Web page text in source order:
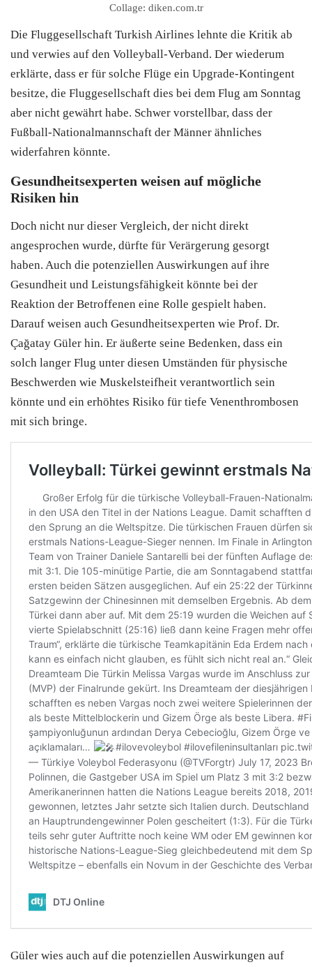
Collage: diken.com.tr
Die Fluggesellschaft Turkish Airlines lehnte die Kritik ab
und verwies auf den Volleyball-Verband. Der wiederum
erklärte, dass er für solche Flüge ein Upgrade-Kontingent
besitze, die Fluggesellschaft dies bei dem Flug am Sonntag
aber nicht gewährt habe. Schwer vorstellbar, dass der
Fußball-Nationalmannschaft der Männer ähnliches
widerfahren könnte.
Gesundheitsexperten weisen auf mögliche
Risiken hin
Doch nicht nur dieser Vergleich, der nicht direkt
angesprochen wurde, dürfte für Verärgerung gesorgt
haben. Auch die potenziellen Auswirkungen auf ihre
Gesundheit und Leistungsfähigkeit könnte bei der
Reaktion der Betroffenen eine Rolle gespielt haben.
Darauf weisen auch Gesundheitsexperten wie Prof. Dr.
Çağatay Güler hin. Er äußerte seine Bedenken, dass ein
solch langer Flug unter diesen Umständen für physische
Beschwerden wie Muskelsteifheit verantwortlich sein
könnte und ein erhöhtes Risiko für tiefe Venenthrombosen
mit sich bringe.
Güler wies auch auf die potenziellen Auswirkungen auf